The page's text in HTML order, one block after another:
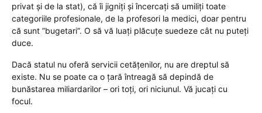
privat și de la stat), că îi jigniți și încercați să umiliți toate
categoriile profesionale, de la profesori la medici, doar pentru
că sunt ”bugetari”. O să vă luați plăcuțe suedeze cât nu puteți
duce.
Dacă statul nu oferă servicii cetățenilor, nu are dreptul să
existe. Nu se poate ca o țară întreagă să depindă de
bunăstarea miliardarilor – ori toți, ori niciunul. Vă jucați cu
focul.